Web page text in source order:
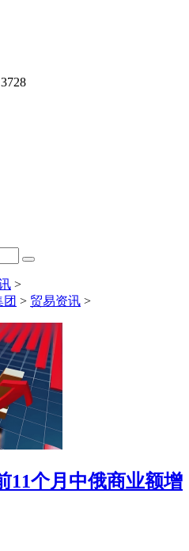
>
团 > 贸易资讯 >
11个月中俄商业额增